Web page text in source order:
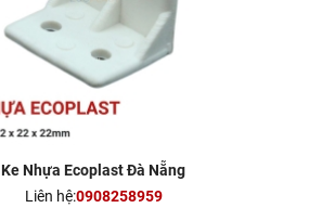
Ke Nhựa Ecoplast Đà Nẵng
Liên hệ:0908258959